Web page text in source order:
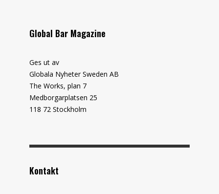
Global Bar Magazine
Ges ut av
Globala Nyheter Sweden AB
The Works, plan 7
Medborgarplatsen 25
118 72 Stockholm
Kontakt